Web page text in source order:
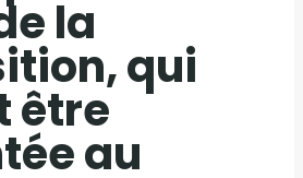
la
qui
être
au